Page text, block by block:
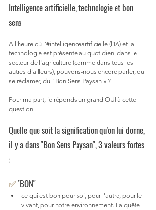
Intelligence artificielle, technologie et bon
sens
A l'heure où l'#intelligenceartificielle (l'IA) et la
technologie est présente au quotidien, dans le
secteur de l'agriculture (comme dans tous les
autres d'ailleurs), pouvons-nous encore parler, ou
se réclamer, du "Bon Sens Paysan » ?
Pour ma part, je réponds un grand OUI à cette
question !
Quelle que soit la signification qu'on lui donne,
il y a dans "Bon Sens Paysan", 3 valeurs fortes
:
✅ "BON"
ce qui est bon pour soi, pour l'autre, pour le
vivant, pour notre environnement. La quête